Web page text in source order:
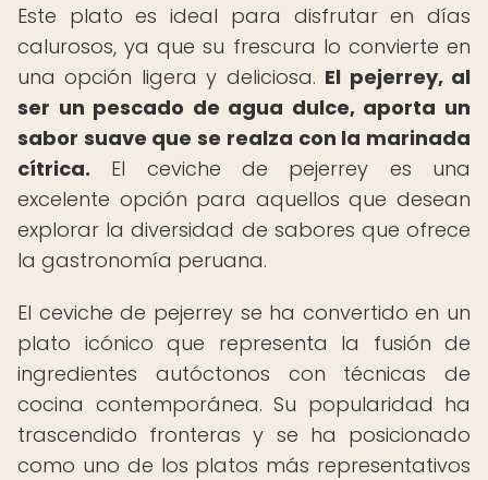
Este plato es ideal para disfrutar en días
calurosos, ya que su frescura lo convierte en
una opción ligera y deliciosa. El pejerrey, al
ser un pescado de agua dulce, aporta un
sabor suave que se realza con la marinada
cítrica. El ceviche de pejerrey es una
excelente opción para aquellos que desean
explorar la diversidad de sabores que ofrece
la gastronomía peruana.
El ceviche de pejerrey se ha convertido en un
plato icónico que representa la fusión de
ingredientes autóctonos con técnicas de
cocina contemporánea. Su popularidad ha
trascendido fronteras y se ha posicionado
como uno de los platos más representativos